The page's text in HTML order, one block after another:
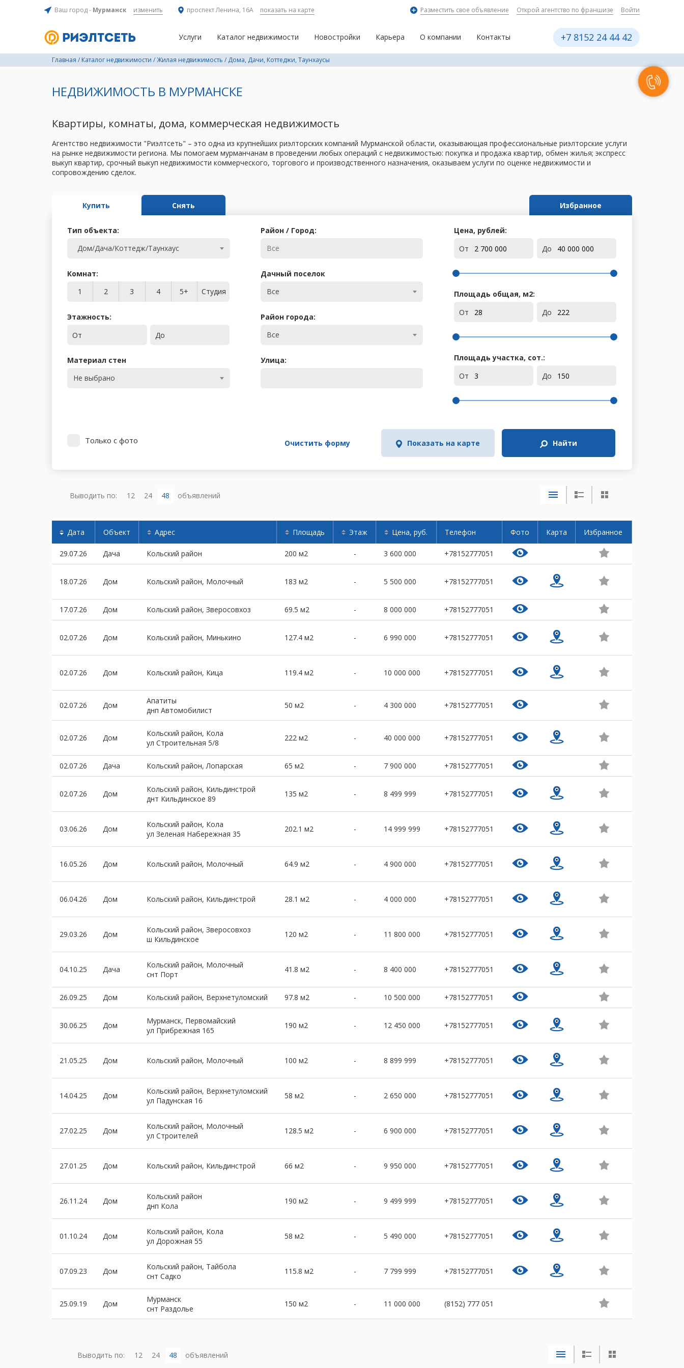
Ваш город - Мурманск изменить проспект Ленина, 16А показать на карте Разместить свое объявление Открой агентство по франшизе Войти
Услуги Каталог недвижимости Новостройки Карьера О компании Контакты +7 8152 24 44 42
Главная / Каталог недвижимости /Жилая недвижимость / Дома, Дачи, Коттеджи, Таунхаусы
НЕДВИЖИМОСТЬ В МУРМАНСКЕ
Квартиры, комнаты, дома, коммерческая недвижимость
Агентство недвижимости "Риэлтсеть" – это одна из крупнейших риэлторских компаний Мурманской области, оказывающая профессиональные риэлторские услуги
на рынке недвижимости региона. Мы помогаем мурманчанам в проведении любых операций с недвижимостью: покупка и продажа квартир, обмен жилья; экспресс
выкуп квартир, срочный выкуп недвижимости коммерческого, торгового и производственного назначения, оказываем услуги по оценке недвижимости и
сопровождению сделок.
Купить Снять Избранное
Тип объекта:
Дом/Дача/Коттедж/Таунхаус
Комнат:
1
2 3 4 5+ Студия
Этажность:
От
До
Материал стен
Не выбрано
Район / Город:
Дачный поселок
Все
Район города:
Все
Улица:
Цена, рублей:
От
До
Площадь общая, м2:
От
До
Площадь участка, сот.:
От
До
Только с фото Очистить форму Показать на карте Найти
Выводить по: 12 24 48 объявлений
Дата Объект Адрес Площадь Этаж Цена, руб. Телефон Фото Карта Избранное
29.07.26 Дача Кольский район 200 м2 - 3 600 000 +78152777051
18.07.26 Дом Кольский район, Молочный 183 м2 - 5 500 000 +78152777051
17.07.26 Дом Кольский район, Зверосовхоз 69.5 м2 - 8 000 000 +78152777051
02.07.26 Дом Кольский район, Минькино 127.4 м2 - 6 990 000 +78152777051
02.07.26 Дом Кольский район, Кица 119.4 м2 - 10 000 000 +78152777051
02.07.26 Дом
Апатиты
днп Автомобилист
50 м2 - 4 300 000 +78152777051
02.07.26 Дом
Кольский район, Кола
ул Строительная 5/8
222 м2 - 40 000 000 +78152777051
02.07.26 Дача Кольский район, Лопарская 65 м2 - 7 900 000 +78152777051
02.07.26 Дом
Кольский район, Кильдинстрой
днт Кильдинское 89
135 м2 - 8 499 999 +78152777051
03.06.26 Дом
Кольский район, Кола
ул Зеленая Набережная 35
202.1 м2 - 14 999 999 +78152777051
16.05.26 Дом Кольский район, Молочный 64.9 м2 - 4 900 000 +78152777051
06.04.26 Дом Кольский район, Кильдинстрой 28.1 м2 - 4 000 000 +78152777051
29.03.26 Дом
Кольский район, Зверосовхоз
ш Кильдинское
120 м2 - 11 800 000 +78152777051
04.10.25 Дача
Кольский район, Молочный
снт Порт
41.8 м2 - 8 400 000 +78152777051
26.09.25 Дом Кольский район, Верхнетуломский 97.8 м2 - 10 500 000 +78152777051
30.06.25 Дом
Мурманск, Первомайский
ул Прибрежная 165
190 м2 - 12 450 000 +78152777051
21.05.25 Дом Кольский район, Молочный 100 м2 - 8 899 999 +78152777051
14.04.25 Дом
Кольский район, Верхнетуломский
ул Падунская 16
58 м2 - 2 650 000 +78152777051
27.02.25 Дом
Кольский район, Молочный
ул Строителей
128.5 м2 - 6 900 000 +78152777051
27.01.25 Дом Кольский район, Кильдинстрой 66 м2 - 9 950 000 +78152777051
26.11.24 Дом
Кольский район
днп Кола
190 м2 - 9 499 999 +78152777051
01.10.24 Дом
Кольский район, Кола
ул Дорожная 55
58 м2 - 5 490 000 +78152777051
07.09.23 Дом
Кольский район, Тайбола
снт Садко
115.8 м2 - 7 799 999 +78152777051
25.09.19 Дом
Мурманск
снт Раздолье
150 м2 - 11 000 000 (8152) 777 051
Выводить по: 12 24 48 объявлений